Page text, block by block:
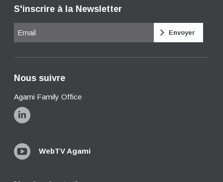
S'inscrire à la Newsletter
Nous suivre
Agami Family Office
WebTV Agami